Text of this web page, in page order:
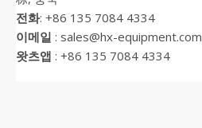
전화: +86 135 7084 4334
이메일 : sales@hx-equipment.com
왓츠앱 : +86 135 7084 4334